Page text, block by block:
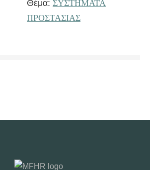
Θέμα: ΣΥΣΤΗΜΑΤΑ
ΠΡΟΣΤΑΣΙΑΣ